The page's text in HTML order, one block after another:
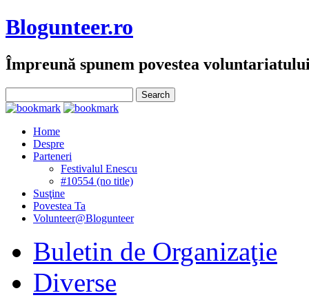
Blogunteer.ro
Împreună spunem povestea
Home
Despre
Parteneri
Festivalul Enescu
#10554 (no title)
Susţine
Povestea Ta
Volunteer@Blogunteer
Buletin de Organizaţie
Diverse